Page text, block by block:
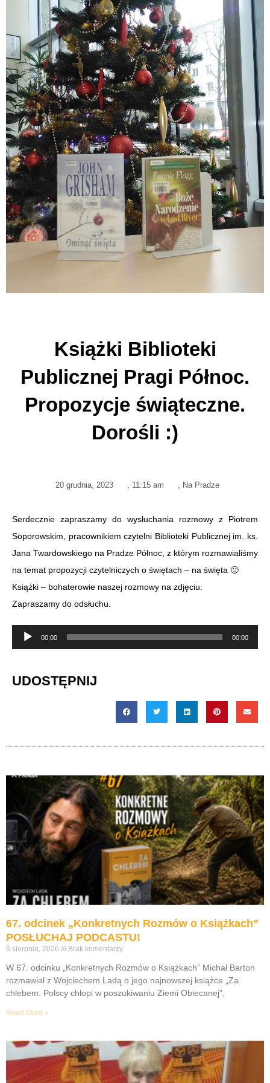
Książki Biblioteki
Publicznej Pragi Północ.
Propozycje świąteczne.
Dorośli :)
20 grudnia, 2023 11:15 am Na Pradze
Serdecznie zapraszamy do wysłuchania rozmowy z Piotrem
Soporowskim, pracownikiem czytelni Biblioteki Publicznej im. ks.
Jana Twardowskiego na Pradze Północ, z którym rozmawialiśmy
na temat propozycji czytelniczych o świętach – na święta 🙂
Książki – bohaterowie naszej rozmowy na zdjęciu.
Zapraszamy do odsłuchu.
Odtwarzacz
plików
00:00 00:00
UDOSTĘPNIJ
67. odcinek „Konkretnych Rozmów o Książkach”
POSŁUCHAJ PODCASTU!
6 sierpnia, 2026 Brak komentarzy
W 67. odcinku „Konkretnych Rozmów o Książkach” Michał Barton
rozmawiał z Wojciechem Ladą o jego najnowszej książce „Za
chlebem. Polscy chłopi w poszukiwaniu Ziemi Obiecanej”,
Read More »